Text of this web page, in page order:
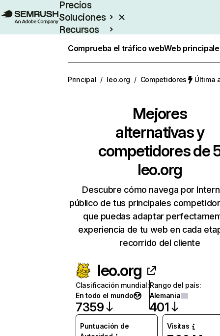
Precios
Soluciones
Recursos
Comprueba el tráfico webWeb
Principal / leo.org / Competidores Última
Mejores
alternativas y
competidores de
leo.org
Descubre cómo navega por
público de tus principales
que puedas adaptar
experiencia de tu web en cada
recorrido del cliente
leo.org
Clasificación mundial:
En todo el mundo
7359
Rango del país:
Alemania
401
Puntuación de
Visitas